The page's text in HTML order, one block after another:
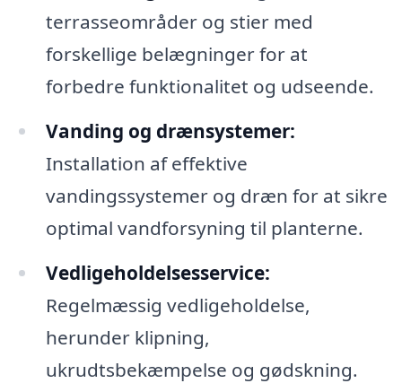
terrasseområder og stier med
forskellige belægninger for at
forbedre funktionalitet og udseende.
Vanding og drænsystemer:
Installation af effektive
vandingssystemer og dræn for at sikre
optimal vandforsyning til planterne.
Vedligeholdelsesservice:
Regelmæssig vedligeholdelse,
herunder klipning,
ukrudtsbekæmpelse og gødskning.